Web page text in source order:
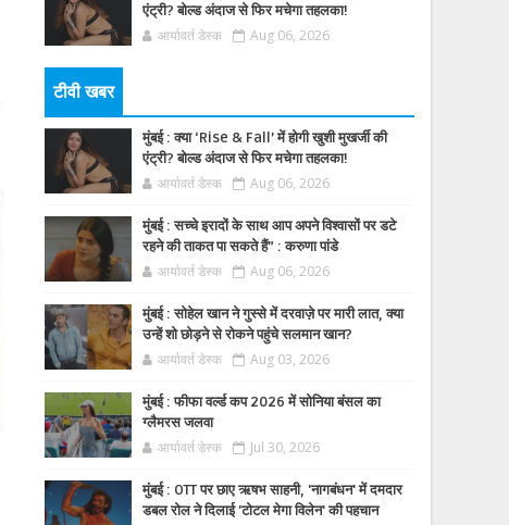
एंट्री? बोल्ड अंदाज से फिर मचेगा तहलका!
आर्यावर्त डेस्क Aug 06, 2026
टीवी खबर
मुंबई : क्या ‘Rise & Fall’ में होगी खुशी मुखर्जी की
एंट्री? बोल्ड अंदाज से फिर मचेगा तहलका!
आर्यावर्त डेस्क Aug 06, 2026
मुंबई : सच्चे इरादों के साथ आप अपने विश्वासों पर डटे
रहने की ताकत पा सकते हैं” : करुणा पांडे
आर्यावर्त डेस्क Aug 06, 2026
मुंबई : सोहेल खान ने गुस्से में दरवाज़े पर मारी लात, क्या
उन्हें शो छोड़ने से रोकने पहुंचे सलमान खान?
आर्यावर्त डेस्क Aug 03, 2026
मुंबई : फीफा वर्ल्ड कप 2026 में सोनिया बंसल का
ग्लैमरस जलवा
आर्यावर्त डेस्क Jul 30, 2026
मुंबई : OTT पर छाए ऋषभ साहनी, 'नागबंधन' में दमदार
डबल रोल ने दिलाई 'टोटल मेगा विलेन' की पहचान